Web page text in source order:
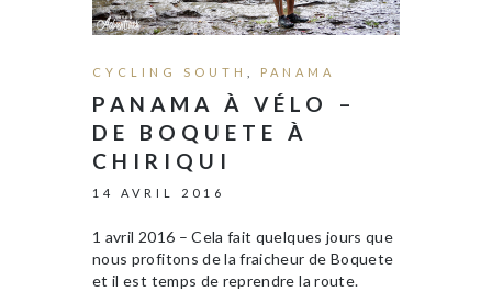
CYCLING SOUTH PANAMA
PANAMA À VÉLO –
DE BOQUETE À
CHIRIQUI
14 AVRIL 2016
1 avril 2016 – Cela fait quelques jours que
nous profitons de la fraicheur de Boquete
et il est temps de reprendre la route.